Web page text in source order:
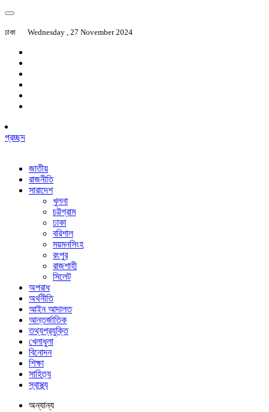
ঢাকা Wednesday , 27 November 2024
প্রচ্ছদ
জাতীয়
রাজনীতি
সারাদেশ
খুলনা
চট্টগ্রাম
ঢাকা
বরিশাল
ময়মনসিংহ
রংপুর
রাজশাহী
সিলেট
অপরাধ
অর্থনীতি
আইন আদালত
আন্তর্জাতিক
তথ্যপ্রযুক্তি
খেলাধুলা
বিনোদন
শিক্ষা
সাহিত্য
স্বাস্থ্য
অন্যান্য